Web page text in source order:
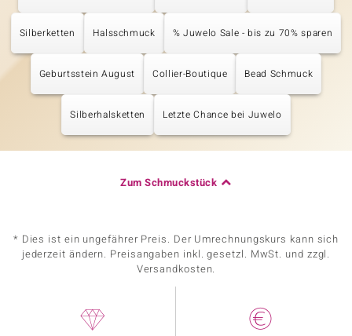
Silberketten Halsschmuck % Juwelo Sale - bis zu 70% sparen
Geburtsstein August Collier-Boutique Bead Schmuck
Silberhalsketten Letzte Chance bei Juwelo
Zum Schmuckstück
* Dies ist ein ungefährer Preis. Der Umrechnungskurs kann sich
jederzeit ändern. Preisangaben inkl. gesetzl. MwSt. und zzgl.
Versandkosten.